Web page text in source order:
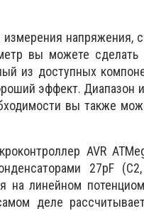
напряжения,
вы можете
из доступных
эффект. Диапазон
вы также
AVR
27pF
на линейном
деле